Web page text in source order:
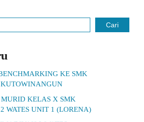
Cari
KE SMK
KELAS X SMK
WATES UNIT 1 (LORENA)